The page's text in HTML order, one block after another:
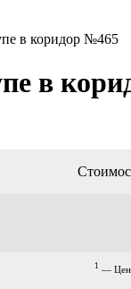
в коридор №465
в
1 —